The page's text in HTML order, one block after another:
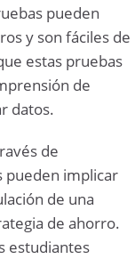
pueden
y son fáciles de
estas pruebas
de
datos.
de
pueden implicar
de una
de ahorro.
estudiantes